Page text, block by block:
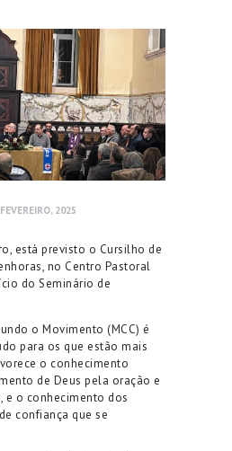
2025
está previsto o Cursilho de
no Centro Pastoral
do Seminário de
o Movimento (MCC) é
para os que estão mais
o conhecimento
de Deus pela oração e
e o conhecimento dos
confiança que se